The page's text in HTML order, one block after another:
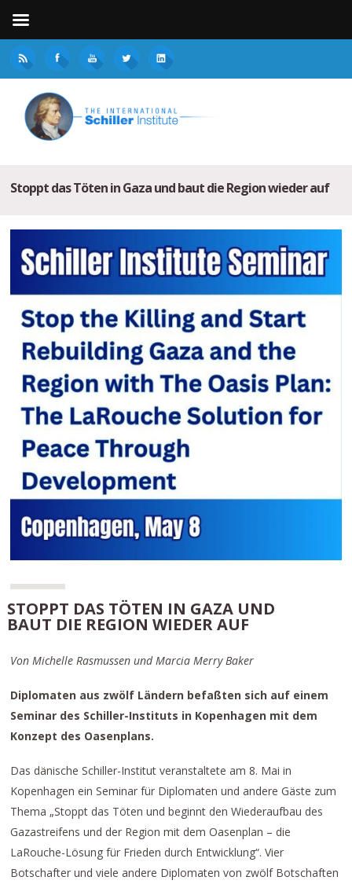
Stoppt das Töten in Gaza und baut die Region wieder auf
STOPPT DAS TÖTEN IN GAZA UND
BAUT DIE REGION WIEDER AUF
Von Michelle Rasmussen und Marcia Merry Baker
Diplomaten aus zwölf Ländern befaßten sich auf einem
Seminar des Schiller-Instituts in Kopenhagen mit dem
Konzept des Oasenplans.
Das dänische Schiller-Institut veranstaltete am 8. Mai in
Kopenhagen ein Seminar für Diplomaten und andere Gäste zum
Thema „Stoppt das Töten und beginnt den Wiederaufbau des
Gazastreifens und der Region mit dem Oasenplan – die
LaRouche-Lösung für Frieden durch Entwicklung“. Vier
Botschafter und viele andere Diplomaten von zwölf Botschaften